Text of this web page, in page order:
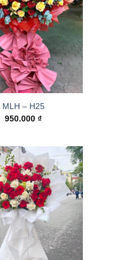
MLH – H25
950.000₫